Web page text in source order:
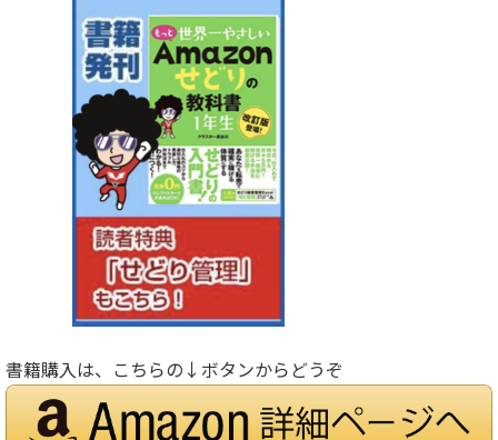
書籍購入は、こちらの↓ボタンからどうぞ